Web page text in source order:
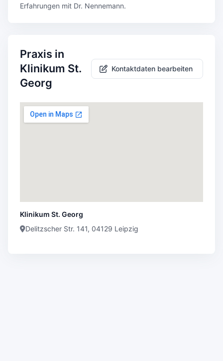
Erfahrungen mit Dr. Nennemann.
Praxis in
Klinikum St.
Georg
Kontaktdaten bearbeiten
Klinikum St. Georg
Delitzscher Str. 141, 04129 Leipzig